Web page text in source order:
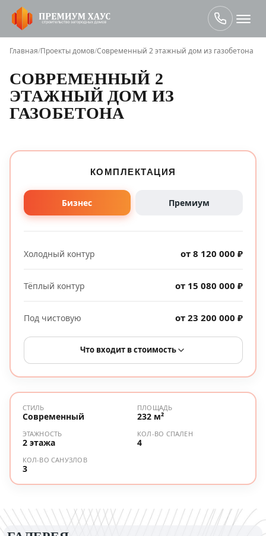
Главная/Проекты домов/Современный 2 этажный дом из газобетона
СОВРЕМЕННЫЙ 2
ЭТАЖНЫЙ ДОМ ИЗ
ГАЗОБЕТОНА
КОМПЛЕКТАЦИЯ
Бизнес Премиум
Холодный контур от 8 120 000 ₽
Тёплый контур от 15 080 000 ₽
Под чистовую от 23 200 000 ₽
Что входит в стоимость
СТИЛЬ
Современный
ПЛОЩАДЬ
232 м²
ЭТАЖНОСТЬ
2 этажа
КОЛ-ВО СПАЛЕН
4
КОЛ-ВО САНУЗЛОВ
3